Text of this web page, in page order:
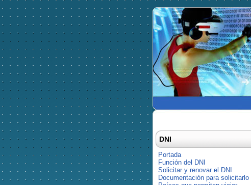
DNI
Portada
Función del DNI
Solicitar y renovar el DNI
Documentación para solicitarlo